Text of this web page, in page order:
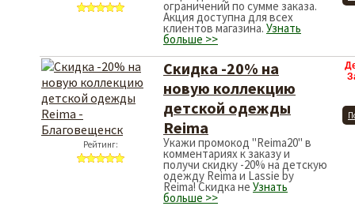
ограничений по сумме заказа.
Акция доступна для всех
клиентов магазина. Узнать
больше >>
Рейтинг:
Скидка -20% на
новую коллекцию
детской одежды
Reima
Укажи промокод "Reima20" в
комментариях к заказу и
получи скидку -20% на детскую
одежду Reima и Lassie by
Reima! Скидка не Узнать
больше >>